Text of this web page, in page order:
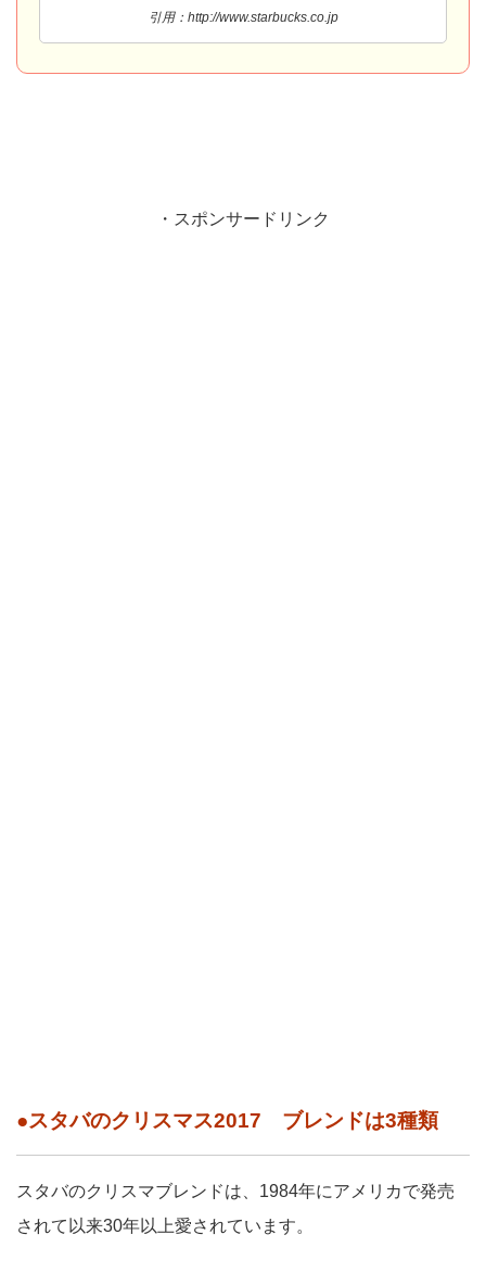
引用：http://www.starbucks.co.jp
・スポンサードリンク
●スタバのクリスマス2017 ブレンドは3種類
スタバのクリスマブレンドは、1984年にアメリカで発売
されて以来30年以上愛されています。